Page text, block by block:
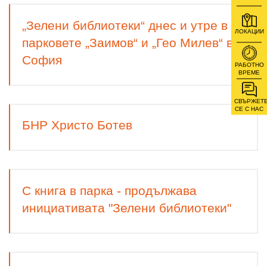
„Зелени библиотеки“ днес и утре в
парковете „Заимов“ и „Гео Милев“ в
София
БНР Христо Ботев
С книга в парка - продължава
инициативата "Зелени библиотеки"
ЛОКАЦИИ
РАБОТНО
ВРЕМЕ
СЕ С НАС